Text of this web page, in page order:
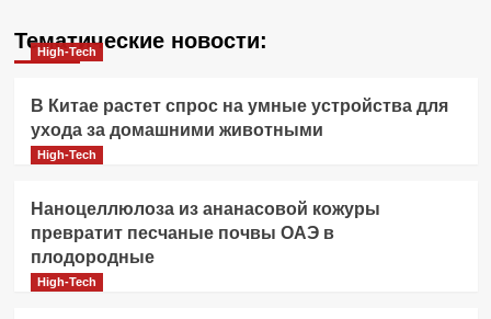
Тематические новости:
High-Tech
В Китае растет спрос на умные устройства для
ухода за домашними животными
High-Tech
Наноцеллюлоза из ананасовой кожуры
превратит песчаные почвы ОАЭ в
плодородные
High-Tech